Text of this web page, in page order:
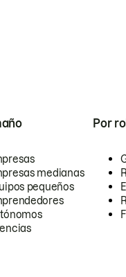
medianas
pequeños
Por rol